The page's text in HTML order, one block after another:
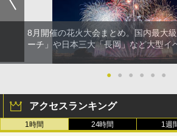
8月開催の花火大会まとめ。国内最大
ーチ」や日本三大「長岡」など大型イ
● ● ● ● ● ●
アクセスランキング
1時間 24時間 1週